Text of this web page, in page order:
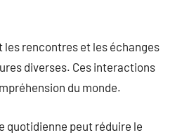
rencontres et les échanges
diverses. Ces interactions
du monde.
quotidienne peut réduire le